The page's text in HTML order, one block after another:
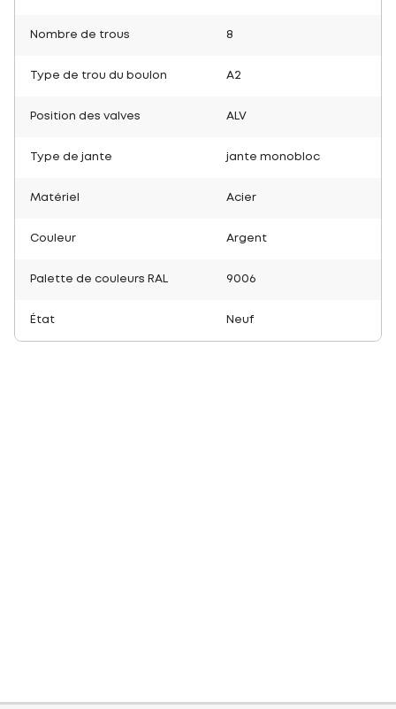
Nombre de trous 8
Type de trou du boulon A2
Position des valves ALV
Type de jante jante monobloc
Matériel Acier
Couleur Argent
Palette de couleurs RAL 9006
État Neuf